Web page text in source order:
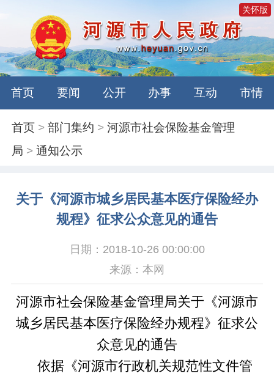
关怀版
首页 要闻 公开 办事 互动 市情
首页 >部门集约 >河源市社会保险基金管理
局 >通知公示
关于《河源市城乡居民基本医疗保险经办
规程》征求公众意见的通告
日期：2018-10-26 00:00:00
来源：本网
河源市社会保险基金管理局关于《河源市
城乡居民基本医疗保险经办规程》征求公
众意见的通告
依据《河源市行政机关规范性文件管